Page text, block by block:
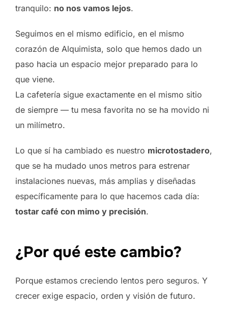
tranquilo: no nos vamos lejos.
Seguimos en el mismo edificio, en el mismo
corazón de Alquimista, solo que hemos dado un
paso hacia un espacio mejor preparado para lo
que viene.
La cafetería sigue exactamente en el mismo sitio
de siempre — tu mesa favorita no se ha movido ni
un milímetro.
Lo que sí ha cambiado es nuestro microtostadero,
que se ha mudado unos metros para estrenar
instalaciones nuevas, más amplias y diseñadas
específicamente para lo que hacemos cada día:
tostar café con mimo y precisión.
¿Por qué este cambio?
Porque estamos creciendo lentos pero seguros. Y
crecer exige espacio, orden y visión de futuro.